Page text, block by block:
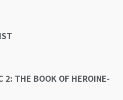
2: THE BOOK OF HEROINE-